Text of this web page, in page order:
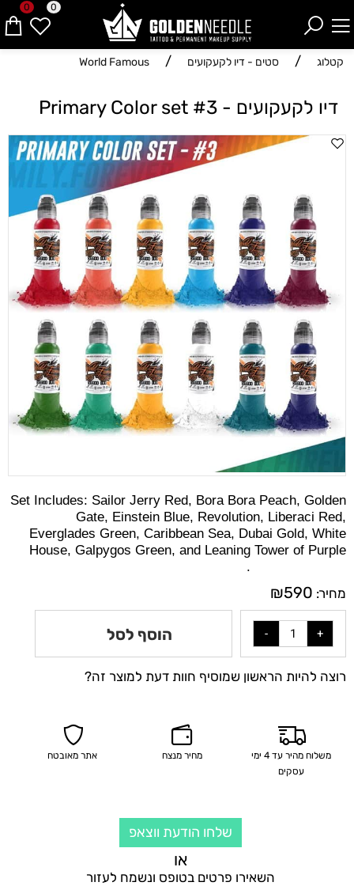
0 0
קטלוג / סטים - דיו לקעקועים /
World Famous
דיו לקעקועים - Primary Color set #3
Set Includes: Sailor Jerry Red, Bora Bora Peach, Golden
Gate, Einstein Blue, Revolution, Liberaci Red,
Everglades Green, Caribbean Sea, Dubai Gold, White
House, Galpygos Green, and Leaning Tower of Purple
מחיר: ₪590
הוסף לסל
רוצה להיות הראשון שמוסיף חוות דעת למוצר זה?
משלוח מהיר עד 4 ימי
עסקים
מחיר מנצח אתר מאובטח
שלחו הודעת ווצאפ
או
השאירו פרטים בטופס ונשמח לעזור